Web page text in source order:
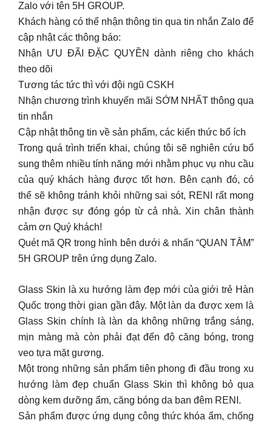
Zalo với tên 5H GROUP.
Khách hàng có thể nhận thông tin qua tin nhắn Zalo để
cập nhật các thông báo:
Nhận ƯU ĐÃI ĐẶC QUYỀN dành riêng cho khách
theo dõi
Tương tác tức thì với đội ngũ CSKH
Nhận chương trình khuyến mãi SỚM NHẤT thông qua
tin nhắn
Cập nhật thông tin về sản phẩm, các kiến thức bổ ích
Trong quá trình triển khai, chúng tôi sẽ nghiên cứu bổ
sung thêm nhiều tính năng mới nhằm phục vụ nhu cầu
của quý khách hàng được tốt hơn. Bên cạnh đó, có
thể sẽ không tránh khỏi những sai sót, RENI rất mong
nhận được sự đóng góp từ cả nhà. Xin chân thành
cảm ơn Quý khách!
Quét mã QR trong hình bên dưới & nhấn “QUAN TÂM”
5H GROUP trên ứng dụng Zalo.
Glass Skin là xu hướng làm đẹp mới của giới trẻ Hàn
Quốc trong thời gian gần đây. Một làn da được xem là
Glass Skin chính là làn da không những trắng sáng,
mịn màng mà còn phải đạt đến độ căng bóng, trong
veo tựa mặt gương.
Một trong những sản phẩm tiên phong đi đầu trong xu
hướng làm đẹp chuẩn Glass Skin thì không bỏ qua
dòng kem dưỡng ẩm, căng bóng da ban đêm RENI.
Sản phẩm được ứng dụng công thức khóa ẩm, chống